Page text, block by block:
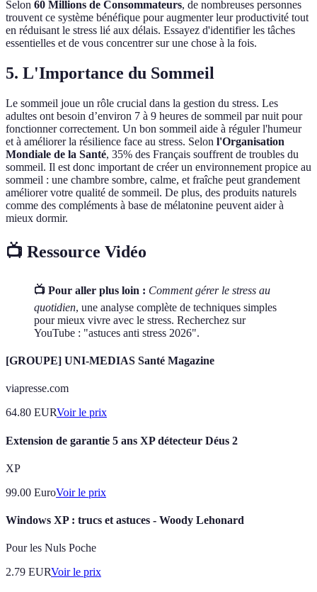
Selon 60 Millions de Consommateurs, de nombreuses personnes
trouvent ce système bénéfique pour augmenter leur productivité tout
en réduisant le stress lié aux délais. Essayez d'identifier les tâches
essentielles et de vous concentrer sur une chose à la fois.
5. L'Importance du Sommeil
Le sommeil joue un rôle crucial dans la gestion du stress. Les
adultes ont besoin d’environ 7 à 9 heures de sommeil par nuit pour
fonctionner correctement. Un bon sommeil aide à réguler l'humeur
et à améliorer la résilience face au stress. Selon l'Organisation
Mondiale de la Santé, 35% des Français souffrent de troubles du
sommeil. Il est donc important de créer un environnement propice au
sommeil : une chambre sombre, calme, et fraîche peut grandement
améliorer votre qualité de sommeil. De plus, des produits naturels
comme des compléments à base de mélatonine peuvent aider à
mieux dormir.
📺 Ressource Vidéo
📺 Pour aller plus loin : Comment gérer le stress au
quotidien, une analyse complète de techniques simples
pour mieux vivre avec le stress. Recherchez sur
YouTube : "astuces anti stress 2026".
[GROUPE] UNI-MEDIAS Santé Magazine
viapresse.com
64.80 EURVoir le prix
Extension de garantie 5 ans XP détecteur Déus 2
XP
99.00 EuroVoir le prix
Windows XP : trucs et astuces - Woody Lehonard
Pour les Nuls Poche
2.79 EURVoir le prix